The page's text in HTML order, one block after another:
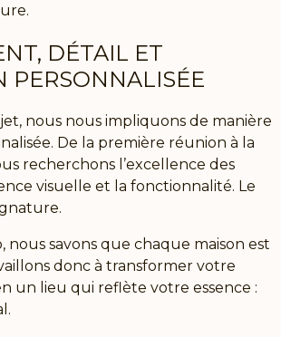
DÉTAIL ET
PERSONNALISÉE
nous nous impliquons de manière
De la première réunion à la
recherchons l’excellence des
visuelle et la fonctionnalité. Le
, nous savons que chaque maison est
donc à transformer votre
un lieu qui reflète votre essence :